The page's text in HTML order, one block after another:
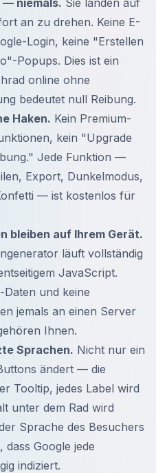
— niemals. Sie landen auf
an zu drehen. Keine E-
Login, keine "Erstellen
Popups. Dies ist ein
online ohne
bedeutet null Reibung.
Haken. Kein Premium-
kein "Upgrade
Jede Funktion —
Export, Dunkelmodus,
— ist kostenlos für
bleiben auf Ihrem Gerät.
läuft vollständig
JavaScript.
Daten und keine
jemals an einen Server
Ihnen.
Sprachen. Nicht nur ein
ändert — die
Tooltip, jedes Label wird
unter dem Rad wird
Sprache des Besuchers
Google jede
indiziert.